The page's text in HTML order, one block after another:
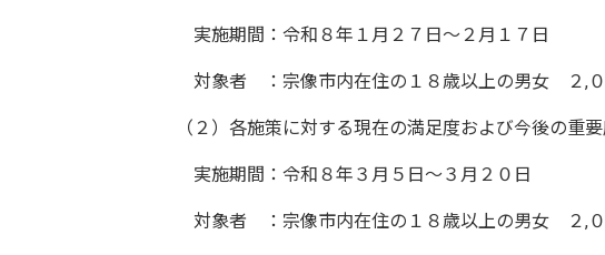
実施期間：令和８年１月２７日～２月１７日
対象者 ：宗像市内在住の１８歳以上の男女 ２,
（２）各施策に対する現在の満足度および今後の重
実施期間：令和８年３月５日～３月２０日
対象者 ：宗像市内在住の１８歳以上の男女 ２,